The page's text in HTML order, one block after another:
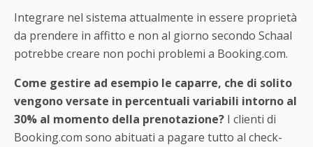
Integrare nel sistema attualmente in essere proprietà
da prendere in affitto e non al giorno secondo Schaal
potrebbe creare non pochi problemi a Booking.com.
Come gestire ad esempio le caparre, che di solito
vengono versate in percentuali variabili intorno al
30% al momento della prenotazione? I clienti di
Booking.com sono abituati a pagare tutto al check-